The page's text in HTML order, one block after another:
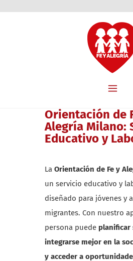
Orientación de
Alegría Milano:
Educativo y
La Orientación de Fe y
un servicio educativo y
diseñado para jóvenes y
migrantes. Con nuestro
persona puede planificar
integrarse mejor en la
y acceder a